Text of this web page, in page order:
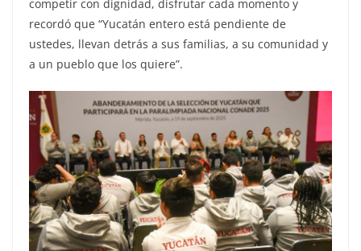
competir con dignidad, disfrutar cada momento y
recordó que “Yucatán entero está pendiente de
ustedes, llevan detrás a sus familias, a su comunidad y
a un pueblo que los quiere”.